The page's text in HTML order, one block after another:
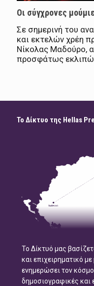
Οι σύγχρονες
Σε σημερινή του
και εκτελών χρέη
Νίκολας Μαδούρο,
προσφάτως
Το Δίκτυο της Hellas
Το Δίκτυό μας
και επιχειρηματικό
ενημερώσει τον κόσμο
δημοσιογραφικές και